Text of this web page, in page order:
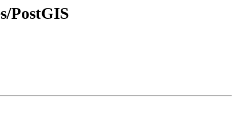
PostGIS